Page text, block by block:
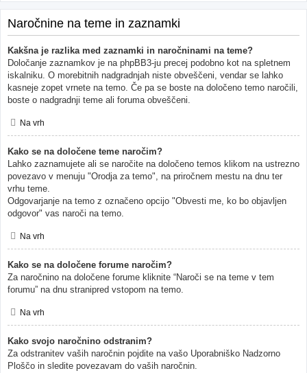
Naročnine na teme in zaznamki
Kakšna je razlika med zaznamki in naročninami na teme?
Določanje zaznamkov je na phpBB3-ju precej podobno kot na spletnem
iskalniku. O morebitnih nadgradnjah niste obveščeni, vendar se lahko
kasneje zopet vrnete na temo. Če pa se boste na določeno temo naročili,
boste o nadgradnji teme ali foruma obveščeni.
Na vrh
Kako se na določene teme naročim?
Lahko zaznamujete ali se naročite na določeno temos klikom na ustrezno
povezavo v menuju "Orodja za temo", na priročnem mestu na dnu ter
vrhu teme.
Odgovarjanje na temo z označeno opcijo "Obvesti me, ko bo objavljen
odgovor" vas naroči na temo.
Na vrh
Kako se na določene forume naročim?
Za naročnino na določene forume kliknite “Naroči se na teme v tem
forumu” na dnu stranipred vstopom na temo.
Na vrh
Kako svojo naročnino odstranim?
Za odstranitev vaših naročnin pojdite na vašo Uporabniško Nadzorno
Ploščo in sledite povezavam do vaših naročnin.